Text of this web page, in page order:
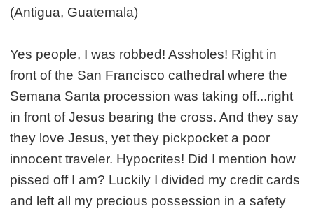
(Antigua, Guatemala)
Yes people, I was robbed! Assholes! Right in
front of the San Francisco cathedral where the
Semana Santa procession was taking off...right
in front of Jesus bearing the cross. And they say
they love Jesus, yet they pickpocket a poor
innocent traveler. Hypocrites! Did I mention how
pissed off I am? Luckily I divided my credit cards
and left all my precious possession in a safety